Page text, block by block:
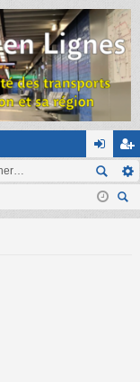
on
ne
ns
cri
ec